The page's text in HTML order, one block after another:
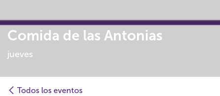
Comida de las Antonias
jueves
Todos los eventos